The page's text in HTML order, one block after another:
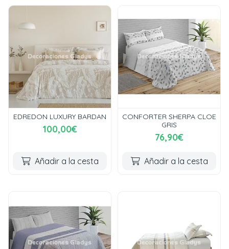
EDREDON LUXURY BARDAN
100,00€
Añadir a la cesta
CONFORTER SHERPA CLOE
GRIS
76,90€
Añadir a la cesta